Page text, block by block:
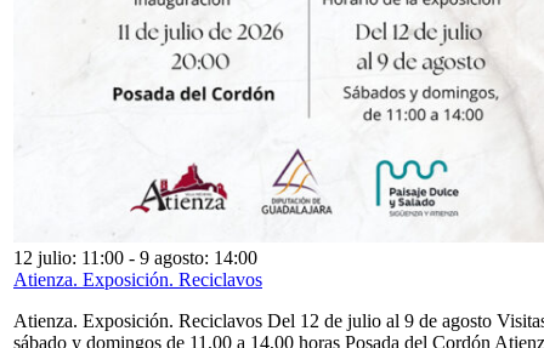
12 julio: 11:00 - 9 agosto: 14:00
Atienza. Exposición. Reciclavos
Atienza. Exposición. Reciclavos Del 12 de julio al 9 de agosto
sábado y domingos de 11,00 a 14,00 horas Posada del Cordón